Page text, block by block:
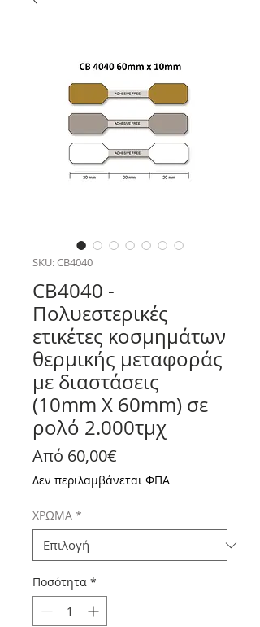
SKU: CB4040
CB4040 -
Πολυεστερικές
ετικέτες κοσμημάτων
θερμικής μεταφοράς
με διαστάσεις
(10mm X 60mm) σε
ρολό 2.000τμχ
Από 60,00€
Δεν περιλαμβάνεται ΦΠΑ
ΧΡΩΜΑ *
Ποσότητα *